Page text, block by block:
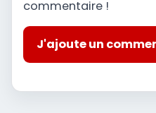
commentaire !
J'ajoute un